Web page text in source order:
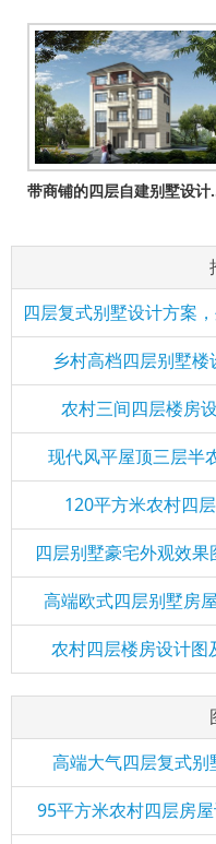
带商铺的四层
乡村高档四层别墅
农村三间四层楼房
现代风平屋顶三层半
120平方米农村四
四层别墅豪宅外观效
高端欧式四层别墅房
农村四层楼房设计
高端大气四层复式
95平方米农村四层房